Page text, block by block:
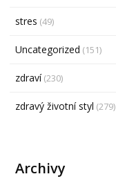
stres (49)
Uncategorized (151)
zdraví(230)
zdravý životní styl (279)
Archivy